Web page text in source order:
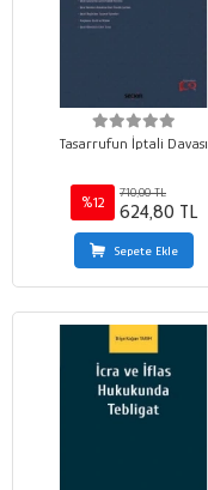
Tasarrufun İptali Davası
%12
710,00 TL
624,80 TL
Sepete Ekle